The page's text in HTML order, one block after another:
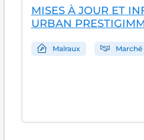
MISES À JOUR ET
URBAN
Malraux